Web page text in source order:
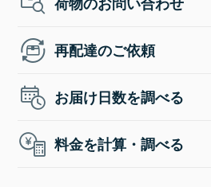
再配達のご依頼
お届け日数を調べる
料金を計算・調べる